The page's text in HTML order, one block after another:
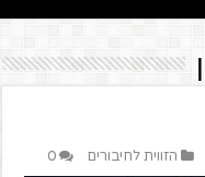
הזווית לחיבורים 0